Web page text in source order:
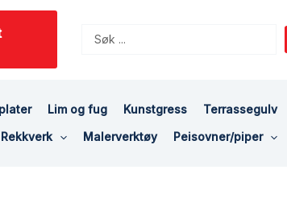
Search
Lim og fug Kunstgress Terrassegulv
Rekkverk Malerverktøy Peisovner/piper